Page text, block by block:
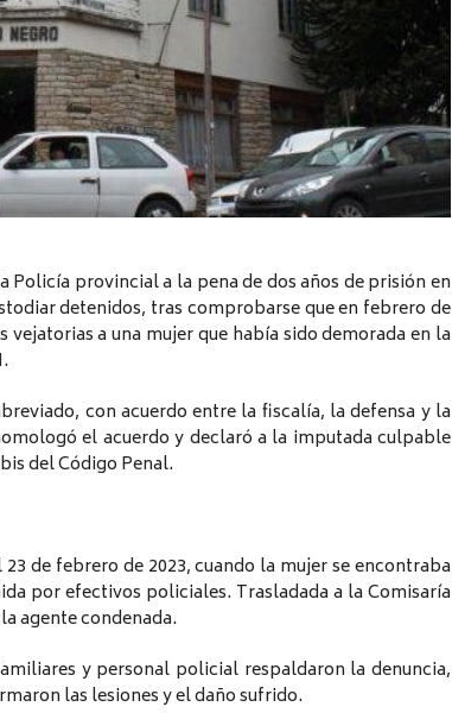
Policía provincial a la pena de dos años de prisión en
detenidos, tras comprobarse que en febrero de
a una mujer que había sido demorada en la
con acuerdo entre la fiscalía, la defensa y la
el acuerdo y declaró a la imputada culpable
del Código Penal.
de febrero de 2023, cuando la mujer se encontraba
por efectivos policiales. Trasladada a la Comisaría
agente condenada.
y personal policial respaldaron la denuncia,
las lesiones y el daño sufrido.